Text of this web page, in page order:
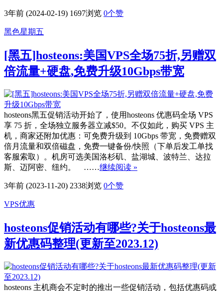
3年前 (2024-02-19) 1697浏览 0个赞
黑色星期五
[黑五]hosteons:美国VPS全场75折,另赠双
倍流量+硬盘,免费升级10Gbps带宽
hosteons黑五促销活动开始了，使用hosteons 优惠码全场 VPS
享 75 折，全场独立服务器立减$50。不仅如此，购买 VPS 主
机，商家还附加优惠：可免费升级到 10Gbps 带宽，免费赠双
倍月流量和双倍磁盘，免费一键备份/快照（下单后发工单找
客服索取）。机房可选美国洛杉矶、盐湖城、波特兰、达拉
斯、迈阿密、纽约。 ……继续阅读 »
3年前 (2023-11-20) 2338浏览 0个赞
VPS优惠
hosteons促销活动有哪些?关于hosteons最
新优惠码整理(更新至2023.12)
hosteons 主机商会不定时的推出一些促销活动，包括优惠码或